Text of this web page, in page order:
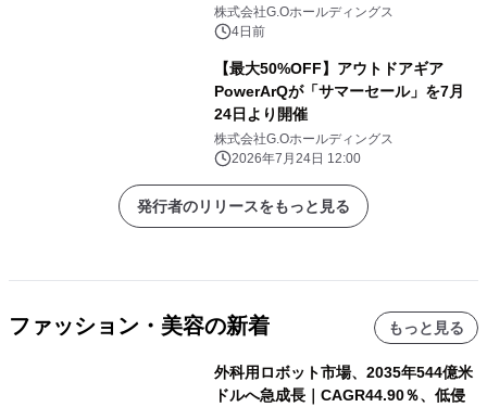
ト）】
株式会社G.Oホールディングス
4日前
【最大50%OFF】アウトドアギア
PowerArQが「サマーセール」を7月
24日より開催
株式会社G.Oホールディングス
2026年7月24日 12:00
発行者のリリースをもっと見る
ファッション・美容の新着 もっと見る
外科用ロボット市場、2035年544億米
ドルへ急成長｜CAGR44.90％、低侵